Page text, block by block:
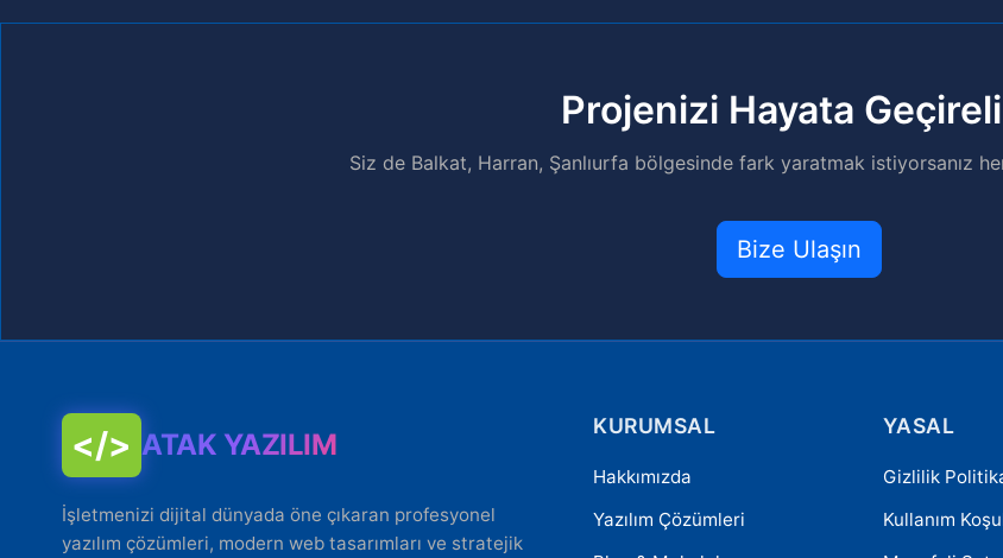
Projenizi Hayata
Siz de Balkat, Harran, Şanlıurfa bölgesinde fark yaratmak istiyorsanız
Bize Ulaşın
</> ATAK YAZILIM
İşletmenizi dijital dünyada öne çıkaran profesyonel
yazılım çözümleri, modern web tasarımları ve stratejik
KURUMSAL
Hakkımızda
Yazılım Çözümleri
YASAL
Gizlilik
Kullanım